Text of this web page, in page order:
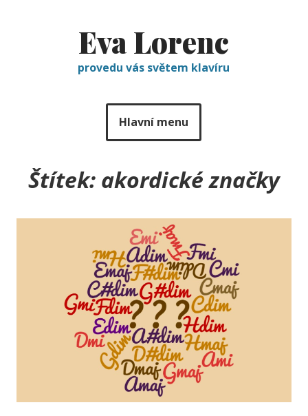
Eva Lorenc
provedu vás světem klavíru
Hlavní menu
Štítek: akordické značky